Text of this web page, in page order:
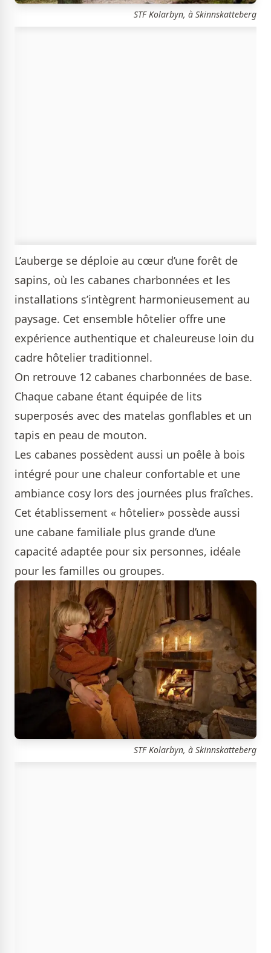
STF Kolarbyn, à Skinnskatteberg
L’auberge se déploie au cœur d’une forêt de
sapins, où les cabanes charbonnées et les
installations s’intègrent harmonieusement au
paysage. Cet ensemble hôtelier offre une
expérience authentique et chaleureuse loin du
cadre hôtelier traditionnel.
On retrouve 12 cabanes charbonnées de base.
Chaque cabane étant équipée de lits
superposés avec des matelas gonflables et un
tapis en peau de mouton.
Les cabanes possèdent aussi un poêle à bois
intégré pour une chaleur confortable et une
ambiance cosy lors des journées plus fraîches.
Cet établissement « hôtelier» possède aussi
une cabane familiale plus grande d’une
capacité adaptée pour six personnes, idéale
pour les familles ou groupes.
STF Kolarbyn, à Skinnskatteberg